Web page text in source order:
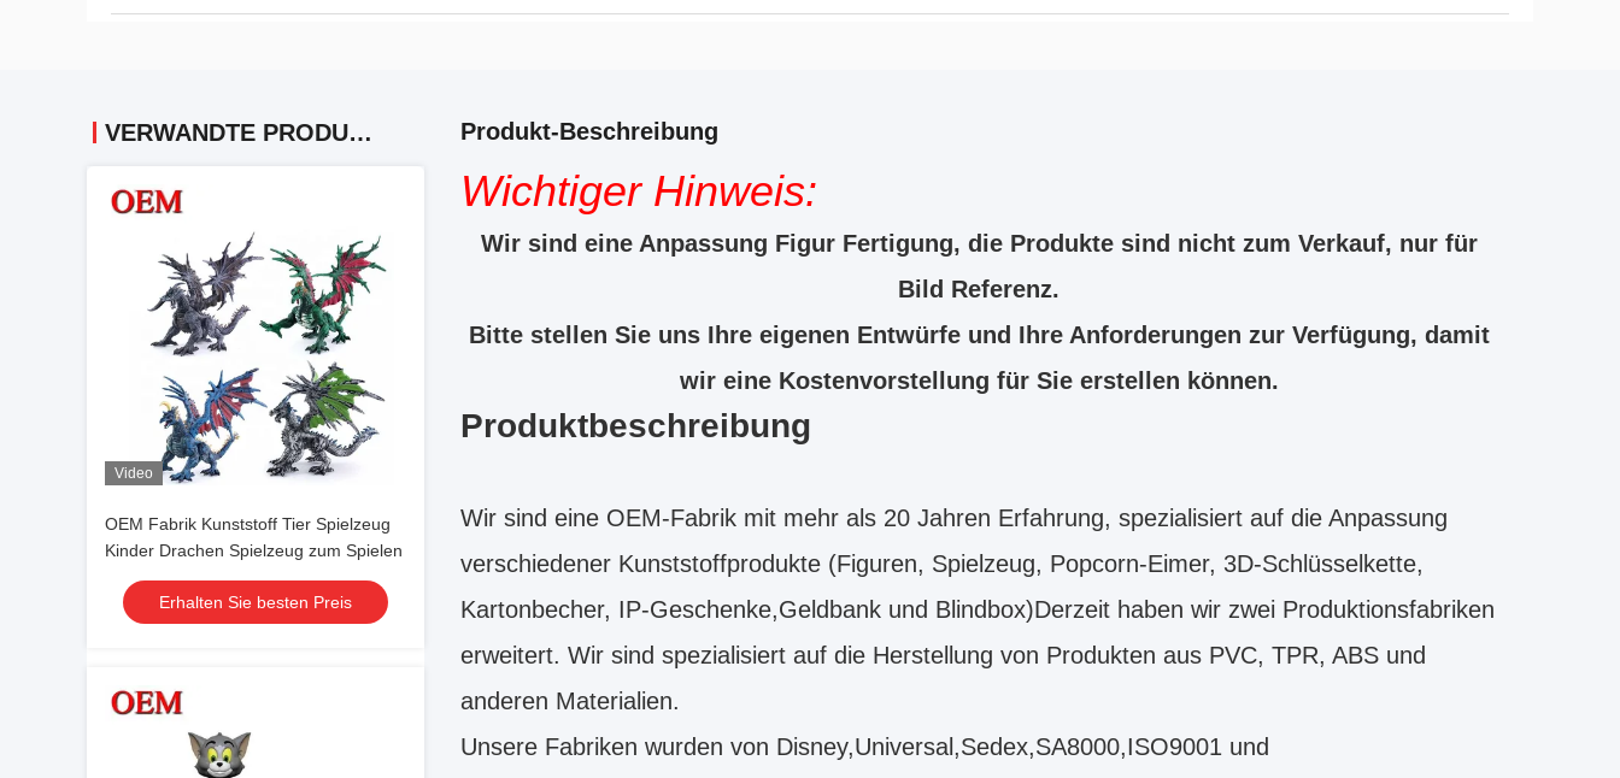
VERWANDTE PRODUKTE
Video
OEM Fabrik Kunststoff Tier Spielzeug
Kinder Drachen Spielzeug zum Spielen
Erhalten Sie besten Preis
Produkt-Beschreibung
Wichtiger Hinweis:
Wir sind eine Anpassung Figur Fertigung, die Produkte sind nicht zum Verkauf, nur für
Bild Referenz.
Bitte stellen Sie uns Ihre eigenen Entwürfe und Ihre Anforderungen zur Verfügung, damit
wir eine Kostenvorstellung für Sie erstellen können.
Produktbeschreibung
Wir sind eine OEM-Fabrik mit mehr als 20 Jahren Erfahrung, spezialisiert auf die Anpassung
verschiedener Kunststoffprodukte (Figuren, Spielzeug, Popcorn-Eimer, 3D-Schlüsselkette,
Kartonbecher, IP-Geschenke,Geldbank und Blindbox)Derzeit haben wir zwei Produktionsfabriken
erweitert. Wir sind spezialisiert auf die Herstellung von Produkten aus PVC, TPR, ABS und
anderen Materialien.
Unsere Fabriken wurden von Disney,Universal,Sedex,SA8000,ISO9001 und